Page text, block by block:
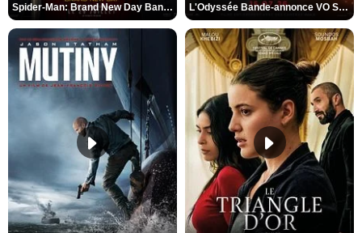
Spider-Man: Brand New Day Bande-annonce VO STFR L'Odyssée Bande-annonce VO STFR